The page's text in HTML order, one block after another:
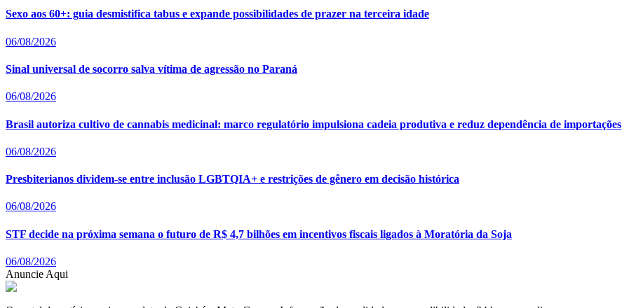
Sexo aos 60+: guia desmistifica tabus e expande possibilidades de prazer na terceira idade
06/08/2026
Sinal universal de socorro salva vítima de agressão no Paraná
06/08/2026
Brasil autoriza cultivo de cannabis medicinal: marco regulatório impulsiona cadeia produtiva e reduz dependência de importações
06/08/2026
Presbiterianos dividem-se entre inclusão LGBTQIA+ e restrições de gênero em decisão histórica
06/08/2026
STF decide na próxima semana o futuro de R$ 4,7 bilhões em incentivos fiscais ligados à Moratória da Soja
06/08/2026
Anuncie Aqui